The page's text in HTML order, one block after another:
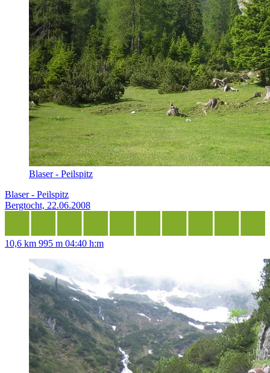
Blaser - Peilspitz
Blaser - Peilspitz
Bergtocht, 22.06.2008
10,6 km 995 m 04:40 h:m